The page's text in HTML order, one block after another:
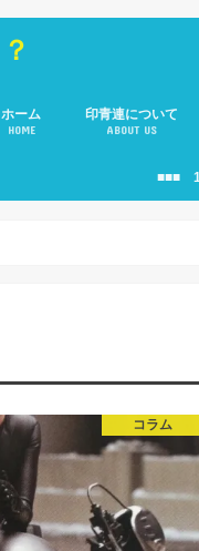
ホーム
HOME
印青連について
ABOUT US
副会長のご紹介
役員メンバーのご
所属８団体(青年部
■■■
コラム